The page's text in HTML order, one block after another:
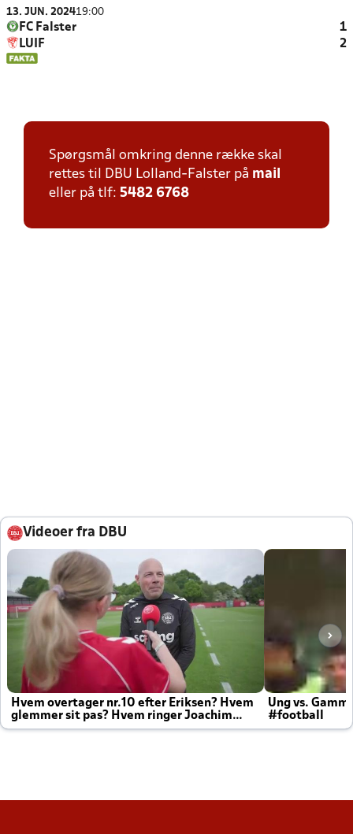
13. JUN. 202419:00
FC Falster
1
LUIF
2
Spørgsmål omkring denne række skal
rettes til DBU Lolland-Falster på mail
eller på tlf: 5482 6768
Videoer fra DBU
Hvem overtager nr.10 efter Eriksen? Hvem
glemmer sit pas? Hvem ringer Joachim
altid til efter kampe?
Ung vs.
#football